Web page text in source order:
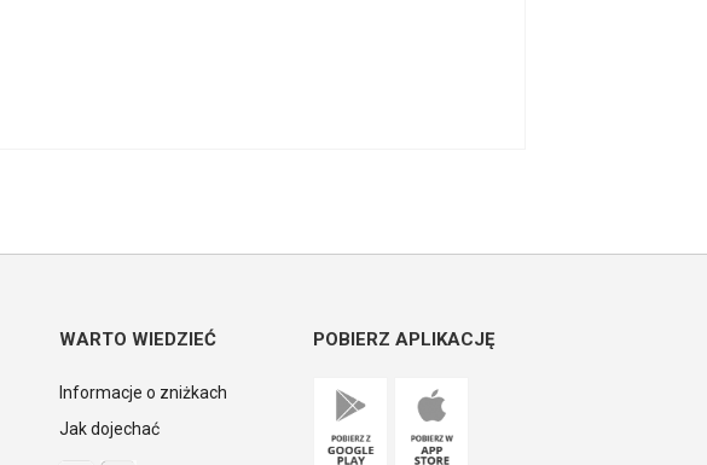
WARTO WIEDZIEĆ
Informacje o zniżkach
Jak dojechać
POBIERZ APLIKACJĘ